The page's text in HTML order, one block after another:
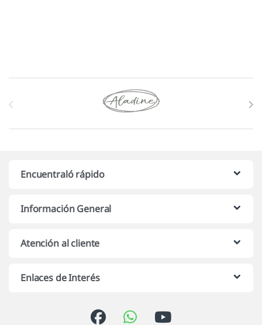
Marcas De Carrusel
Encuentraló rápido
Información General
Atención al cliente
Enlaces de Interés